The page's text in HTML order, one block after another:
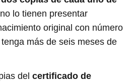
lo tienen presentar
original con número
más de seis meses de
del certificado de